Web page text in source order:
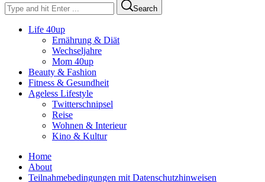
Search
Life 40up
Ernährung & Diät
Wechseljahre
Mom 40up
Beauty & Fashion
Fitness & Gesundheit
Ageless Lifestyle
Twitterschnipsel
Reise
Wohnen & Interieur
Kino & Kultur
Home
About
Teilnahmebedingungen mit Datenschutzhinweisen